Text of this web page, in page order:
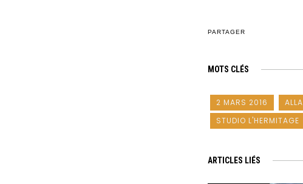
PARTAGER
MOTS CLÉS
2 MARS 2016
STUDIO L'HERMITAGE
ARTICLES LIÉS